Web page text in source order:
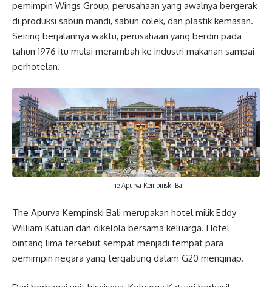
pemimpin Wings Group, perusahaan yang awalnya bergerak
di produksi sabun mandi, sabun colek, dan plastik kemasan.
Seiring berjalannya waktu, perusahaan yang berdiri pada
tahun 1976 itu mulai merambah ke industri makanan sampai
perhotelan.
The Apurva Kempinski Bali
The Apurva Kempinski Bali merupakan hotel milik Eddy
William Katuari dan dikelola bersama keluarga. Hotel
bintang lima tersebut sempat menjadi tempat para
pemimpin negara yang tergabung dalam G20 menginap.